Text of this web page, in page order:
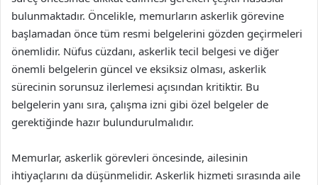
bulunmaktadır. Öncelikle, memurların askerlik görevine
başlamadan önce tüm resmi belgelerini gözden geçirmeleri
önemlidir. Nüfus cüzdanı, askerlik tecil belgesi ve diğer
önemli belgelerin güncel ve eksiksiz olması, askerlik
sürecinin sorunsuz ilerlemesi açısından kritiktir. Bu
belgelerin yanı sıra, çalışma izni gibi özel belgeler de
gerektiğinde hazır bulundurulmalıdır.
Memurlar, askerlik görevleri öncesinde, ailesinin
ihtiyaçlarını da düşünmelidir. Askerlik hizmeti sırasında aile